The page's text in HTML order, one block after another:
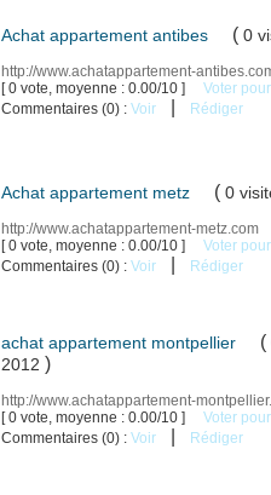
Achat appartement antibes ( 0
http://www.achatappartement-
[ 0 vote, moyenne : 0.00/10 ] Voter
Commentaires (0) : Voir Rédiger
Achat appartement metz ( 0
http://www.achatappartement-metz.com
[ 0 vote, moyenne : 0.00/10 ] Voter
Commentaires (0) : Voir Rédiger
achat appartement montpellier (
2012 )
http://www.achatappartement-
[ 0 vote, moyenne : 0.00/10 ] Voter
Commentaires (0) : Voir Rédiger